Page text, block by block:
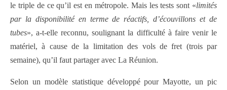
le triple de ce qu’il est en métropole. Mais les tests sont «limités
par la disponibilité en terme de réactifs, d’écouvillons et de
tubes», a-t-elle reconnu, soulignant la difficulté à faire venir le
matériel, à cause de la limitation des vols de fret (trois par
semaine), qu’il faut partager avec La Réunion.
Selon un modèle statistique développé pour Mayotte, un pic